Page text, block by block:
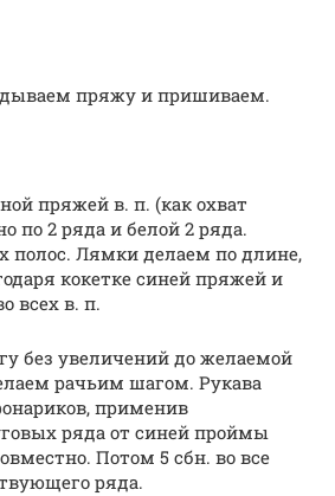
пряжу и пришиваем.
пряжей в. п. (как охват
по 2 ряда и белой 2 ряда.
полос. Лямки делаем по длине,
кокетке синей пряжей и
всех в. п.
без увеличений до желаемой
рачьим шагом. Рукава
применив
ряда от синей проймы
Потом 5 сбн. во все
ряда.